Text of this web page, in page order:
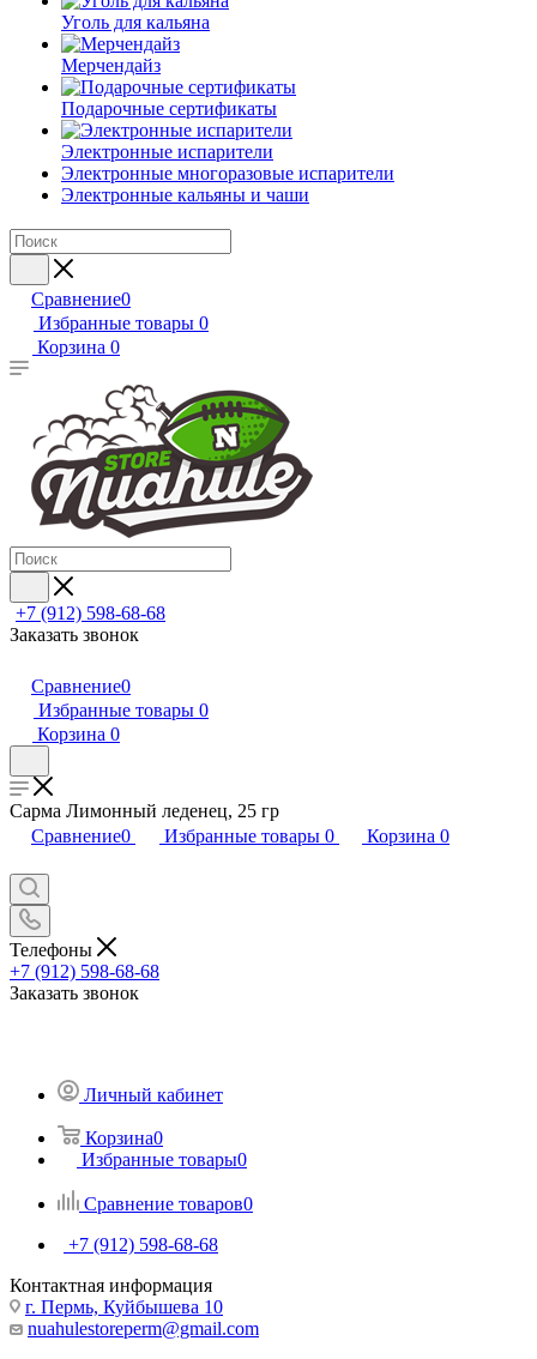
Уголь для кальяна
Мерчендайз
Подарочные сертификаты
Электронные испарители
Электронные многоразовые испарители
Электронные кальяны и чаши
Сравнение0
Избранные товары 0
Корзина 0
+7 (912) 598-68-68
Заказать звонок
Сравнение0
Избранные товары 0
Корзина 0
Сарма Лимонный леденец, 25 гр
Сравнение0 Избранные товары 0 Корзина 0
Телефоны
+7 (912) 598-68-68
Заказать звонок
Личный кабинет
Корзина0
Избранные товары0
Сравнение товаров0
+7 (912) 598-68-68
Контактная информация
г. Пермь, Куйбышева 10
nuahulestoreperm@gmail.com